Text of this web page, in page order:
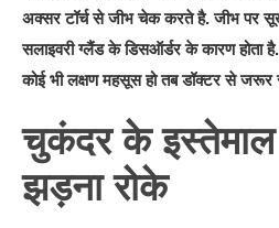
अक्सर टॉर्च से जीभ चेक करते है. जीभ पर
सलाइवरी ग्लैंड के डिसऑर्डर के कारण होता
कोई भी लक्षण महसूस हो तब डॉक्टर से जरूर
चुकंदर के इस्तेमाल
झड़ना रोके